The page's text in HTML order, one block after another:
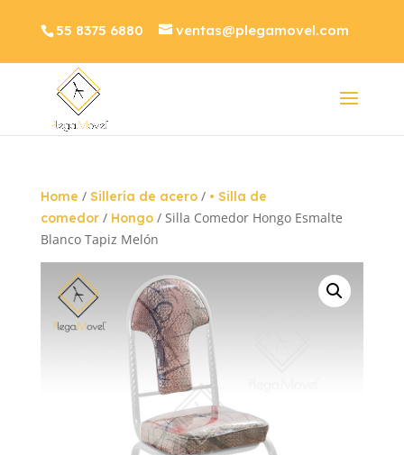
55 8375 6880 ventas@plegamovel.com
Home / Sillería de acero/ • Silla de
comedor/ Hongo/ Silla Comedor Hongo Esmalte
Blanco Tapiz Melón